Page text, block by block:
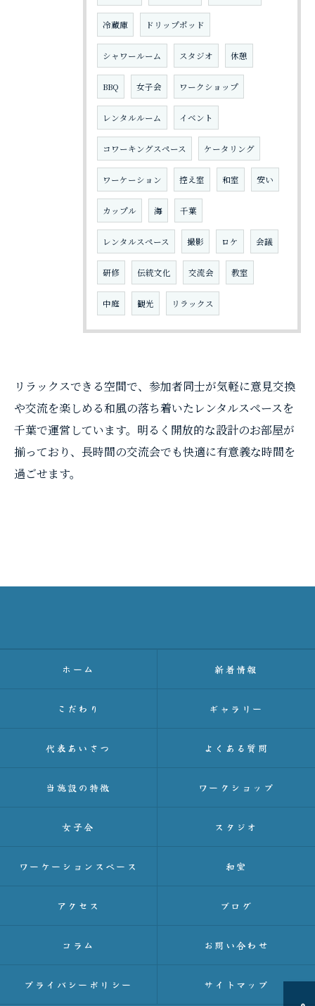
冷蔵庫 ドリップポッド
シャワールーム スタジオ 休憩
BBQ 女子会 ワークショップ
レンタルルーム イベント
コワーキングスペース ケータリング
ワーケーション 控え室 和室 安い
カップル 海 千葉
レンタルスペース 撮影 ロケ 会議
研修 伝統文化 交流会 教室
中庭 観光 リラックス
リラックスできる空間で、参加者同士が気軽に意見交換
や交流を楽しめる和風の落ち着いたレンタルスペースを
千葉で運営しています。明るく開放的な設計のお部屋が
揃っており、長時間の交流会でも快適に有意義な時間を
過ごせます。
ホーム 新着情報
こだわり ギャラリー
代表あいさつ よくある質問
当施設の特徴 ワークショップ
女子会 スタジオ
ワーケーションスペース 和室
アクセス ブログ
コラム お問い合わせ
プライバシーポリシー サイトマップ